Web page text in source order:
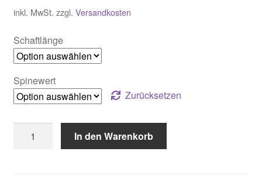
inkl. MwSt. zzgl. Versandkosten
Schaftlänge
Spinewert
Zurücksetzen
In den Warenkorb